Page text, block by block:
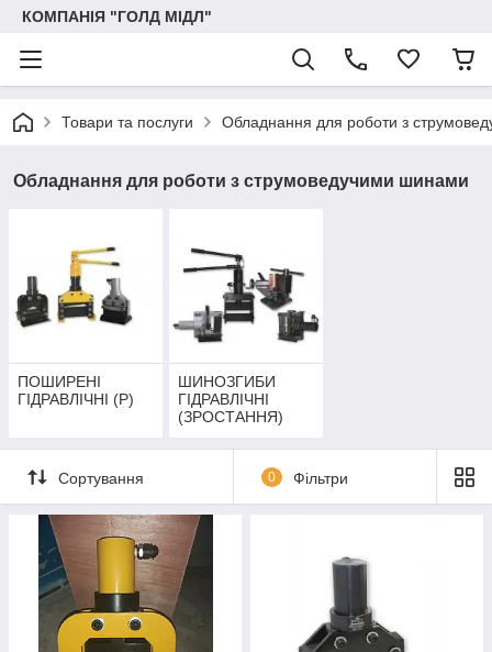
КОМПАНІЯ "ГОЛД МІДЛ"
Товари та послуги Обладнання для роботи з
Обладнання для роботи з струмоведучими шинами
ПОШИРЕНІ
ГІДРАВЛІЧНІ (Р)
ШИНОЗГИБИ
ГІДРАВЛІЧНІ
(ЗРОСТАННЯ)
Сортування 0 Фільтри